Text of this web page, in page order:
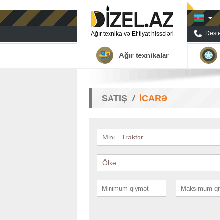
Ağır texnika və Ehtiyat hissələri
Ağır texnikalar
SATIŞ İCARƏ
Mini - Traktor
Ölkə